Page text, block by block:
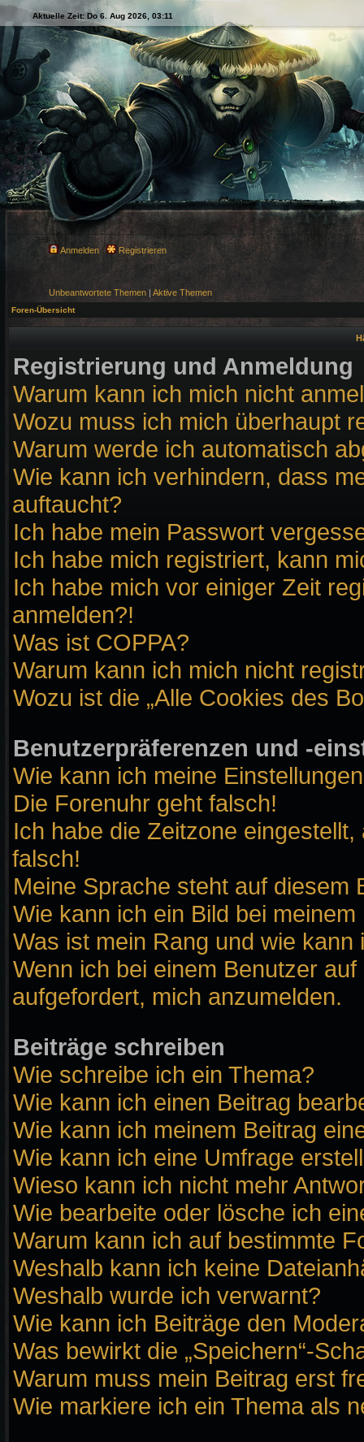
Aktuelle Zeit: Do 6. Aug 2026, 03:11
Anmelden Registrieren
Unbeantwortete Themen | Aktive Themen
Foren-Übersicht
Registrierung und Anmeldung
Warum kann ich mich nicht
Wozu muss ich mich überhaupt
Warum werde ich automatisch
Wie kann ich verhindern, dass
auftaucht?
Ich habe mein Passwort
Ich habe mich registriert, kann
Ich habe mich vor einiger Zeit
anmelden?!
Was ist COPPA?
Warum kann ich mich nicht
Wozu ist die „Alle Cookies des
Benutzerpräferenzen und -
Wie kann ich meine
Die Forenuhr geht falsch!
Ich habe die Zeitzone
falsch!
Meine Sprache steht auf diesem
Wie kann ich ein Bild bei
Was ist mein Rang und wie kann
Wenn ich bei einem Benutzer
aufgefordert, mich anzumelden.
Beiträge schreiben
Wie schreibe ich ein Thema?
Wie kann ich einen Beitrag
Wie kann ich meinem Beitrag
Wie kann ich eine Umfrage
Wieso kann ich nicht mehr
Wie bearbeite oder lösche ich
Warum kann ich auf bestimmte
Weshalb kann ich keine
Weshalb wurde ich verwarnt?
Wie kann ich Beiträge den
Was bewirkt die „Speichern“-
Warum muss mein Beitrag erst
Wie markiere ich ein Thema als